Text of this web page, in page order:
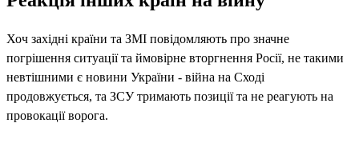
Хоч західні країни та ЗМІ повідомляють про значне
погрішення ситуації та ймовірне вторгнення Росії, не такими
невтішними є новини України - війна на Сході
продовжується, та ЗСУ тримають позиції та не реагують на
провокації ворога.